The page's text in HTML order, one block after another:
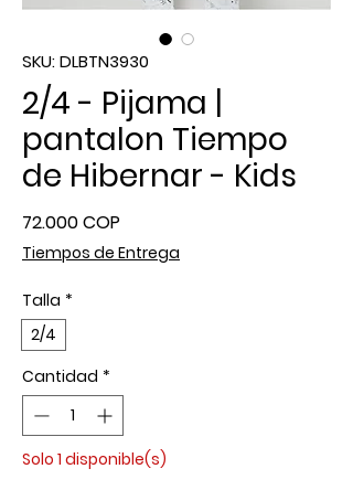
SKU: DLBTN3930
2/4 - Pijama |
pantalon Tiempo
de Hibernar - Kids
72.000 COP
Tiempos de Entrega
Talla *
2/4
Cantidad *
Solo 1 disponible(s)